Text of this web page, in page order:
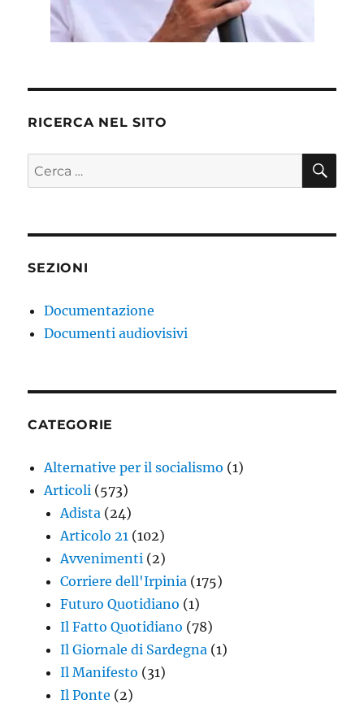
RICERCA NEL SITO
Cerca:
SEZIONI
Documentazione
Documenti audiovisivi
CATEGORIE
Alternative per il socialismo (1)
Articoli (573)
Adista (24)
Articolo 21 (102)
Avvenimenti (2)
Corriere dell'Irpinia (175)
Futuro Quotidiano (1)
Il Fatto Quotidiano (78)
Il Giornale di Sardegna (1)
Il Manifesto (31)
Il Ponte (2)